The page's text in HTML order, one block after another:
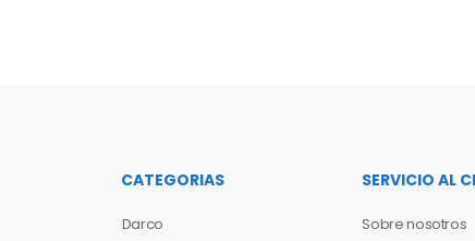
CATEGORIAS
Darco
SERVICIO AL
Sobre nosotros